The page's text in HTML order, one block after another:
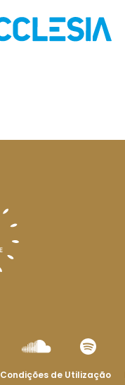
Condições de Utilização